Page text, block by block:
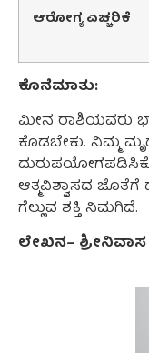
ಆರೋಗ್ಯಎಚ್ಚರಿಕೆ
ಕೊನೆಮಾತು:
ಮೀನ ರಾಶಿಯವರು
ಕೊಡಬೇಕು. ನಿಮ್ಮ
ಆತ್ಮವಿಶ್ವಾಸದ ಜೊತೆಗೆ
ಗೆಲ್ಲುವ ಶಕ್ತಿ ನಿಮಗಿದೆ.
ಲೇಖನ– ಶ್ರೀನಿವಾಸ